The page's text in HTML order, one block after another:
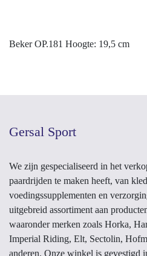
Beker OP.181 Hoogte: 19,5 cm
Gersal Sport
We zijn gespecialiseerd in het
paardrijden te maken heeft,
tot voedingssupplementen en
We hebben een uitgebreid
van hoge kwaliteit, waaronder
Harry's Horse, Waldhausen,
Hofman Animal Care en vele